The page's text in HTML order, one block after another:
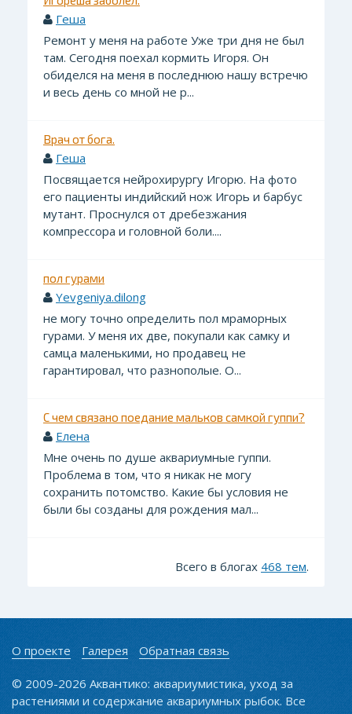
Геша
Ремонт у меня на работе Уже три дня не был
там. Сегодня поехал кормить Игоря. Он
обиделся на меня в последнюю нашу встречю
и весь день со мной не р...
Врач от бога.
Геша
Посвящается нейрохирургу Игорю. На фото
его пациенты индийский нож Игорь и барбус
мутант. Проснулся от дребезжания
компрессора и головной боли....
пол гурами
Yevgeniya.dilong
не могу точно определить пол мраморных
гурами. У меня их две, покупали как самку и
самца маленькими, но продавец не
гарантировал, что разнополые. О...
С чем связано поедание мальков самкой гуппи?
Елена
Мне очень по душе аквариумные гуппи.
Проблема в том, что я никак не могу
сохранить потомство. Какие бы условия не
были бы созданы для рождения мал...
Всего в блогах 468 тем.
О проекте Галерея Обратная связь
© 2009-2026 Аквантико: аквариумистика, уход за
растениями и содержание аквариумных рыбок. Все